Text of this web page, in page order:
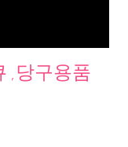
,당구용품